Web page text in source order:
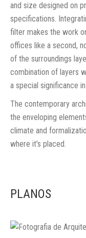
and size designed on
specifications.
filter makes the work
offices like a second,
of the surroundings
combination of layers
a special significance
The contemporary
the enveloping
climate and
where it’s placed.
PLANOS